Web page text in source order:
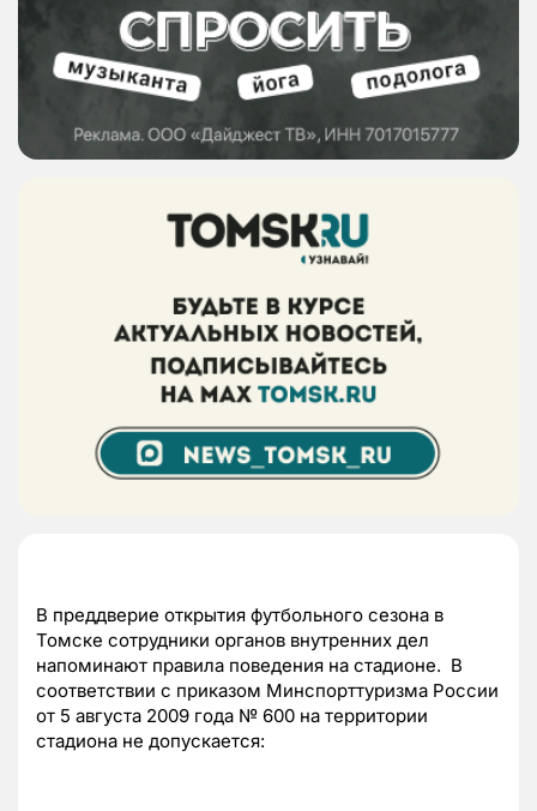
В преддверие открытия футбольного сезона в
Томске сотрудники органов внутренних дел
напоминают правила поведения на стадионе. В
соответствии с приказом Минспорттуризма России
от 5 августа 2009 года № 600 на территории
стадиона не допускается: